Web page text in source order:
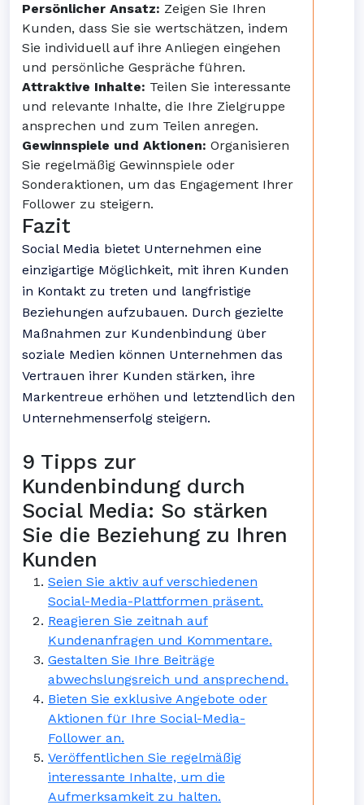
Persönlicher Ansatz: Zeigen Sie Ihren
Kunden, dass Sie sie wertschätzen, indem
Sie individuell auf ihre Anliegen eingehen
und persönliche Gespräche führen.
Attraktive Inhalte: Teilen Sie interessante
und relevante Inhalte, die Ihre Zielgruppe
ansprechen und zum Teilen anregen.
Gewinnspiele und Aktionen: Organisieren
Sie regelmäßig Gewinnspiele oder
Sonderaktionen, um das Engagement Ihrer
Follower zu steigern.
Fazit
Social Media bietet Unternehmen eine
einzigartige Möglichkeit, mit ihren Kunden
in Kontakt zu treten und langfristige
Beziehungen aufzubauen. Durch gezielte
Maßnahmen zur Kundenbindung über
soziale Medien können Unternehmen das
Vertrauen ihrer Kunden stärken, ihre
Markentreue erhöhen und letztendlich den
Unternehmenserfolg steigern.
9 Tipps zur
Kundenbindung durch
Social Media: So stärken
Sie die Beziehung zu Ihren
Kunden
Seien Sie aktiv auf verschiedenen
Social-Media-Plattformen präsent.
Reagieren Sie zeitnah auf
Kundenanfragen und Kommentare.
Gestalten Sie Ihre Beiträge
abwechslungsreich und ansprechend.
Bieten Sie exklusive Angebote oder
Aktionen für Ihre Social-Media-
Follower an.
Veröffentlichen Sie regelmäßig
interessante Inhalte, um die
Aufmerksamkeit zu halten.